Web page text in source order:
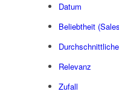
Datum
Beliebtheit
Relevanz
Zufall